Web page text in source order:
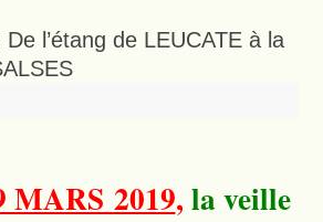
l’étang de LEUCATE à la
MARS 2019, la veille